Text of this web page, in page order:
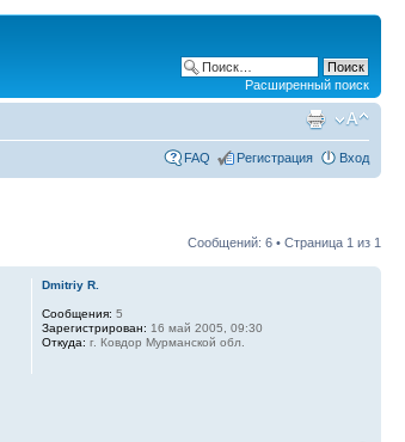
Расширенный поиск
FAQ Регистрация Вход
Сообщений: 6 • Страница 1 из 1
Dmitriy R.
Сообщения: 5
Зарегистрирован: 16 май 2005, 09:30
Откуда: г. Ковдор Мурманской обл.